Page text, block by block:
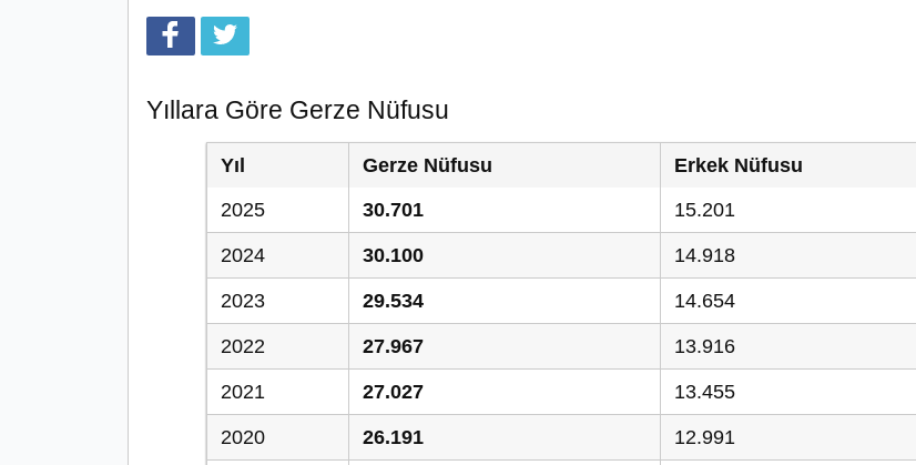
Yıllara Göre Gerze Nüfusu
Yıl Gerze Nüfusu Erkek Nüfusu
2025
30.701 15.201
2024 30.100 14.918
2023 29.534 14.654
2022 27.967 13.916
2021 27.027 13.455
2020 26.191 12.991